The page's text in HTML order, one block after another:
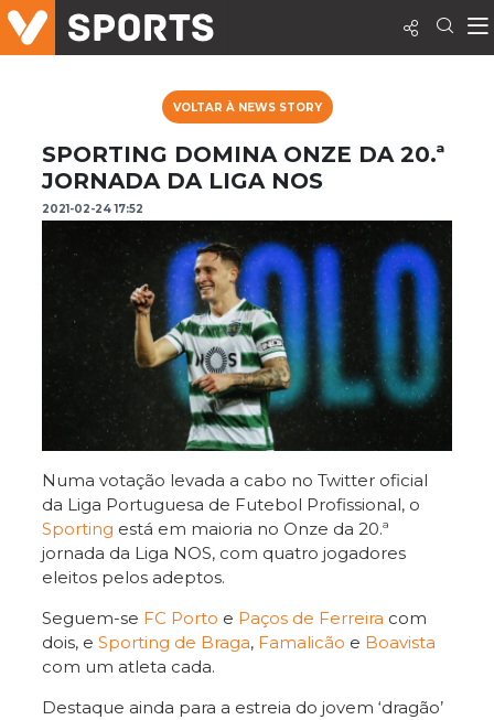
VOLTAR À NEWS STORY
SPORTING DOMINA ONZE DA 20.ª
JORNADA DA LIGA NOS
2021-02-24 17:52
Numa votação levada a cabo no Twitter oficial
da Liga Portuguesa de Futebol Profissional, o
Sporting está em maioria no Onze da 20.ª
jornada da Liga NOS, com quatro jogadores
eleitos pelos adeptos.
Seguem-se FC Porto e Paços de Ferreira com
dois, e Sporting de Braga, Famalicão e Boavista
com um atleta cada.
Destaque ainda para a estreia do jovem ‘dragão’